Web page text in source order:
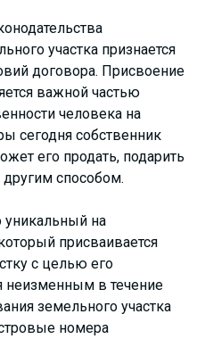
участка признается
договора. Присвоение
важной частью
человека на
сегодня собственник
его продать, подарить
способом.
на
присваивается
с целью его
неизменным в течение
земельного участка
номера